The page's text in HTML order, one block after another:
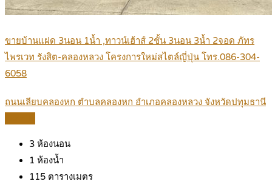
ขายบ้านแฝด 3นอน 1น้ำ ,ทาวน์เฮ้าส์ 2ชั้น 3นอน 3น้ำ 2จอด ภัทร
ไพรเวท รังสิต-คลองหลวง โครงการใหม่สไตล์ญี่ปุ่น โทร.086-304-
6058
ถนนเลียบคลองหก ตำบลคลองหก อำเภอคลองหลวง จังหวัดปทุมธานี
3 ห้องนอน
1 ห้องน้ำ
115 ตารางเมตร